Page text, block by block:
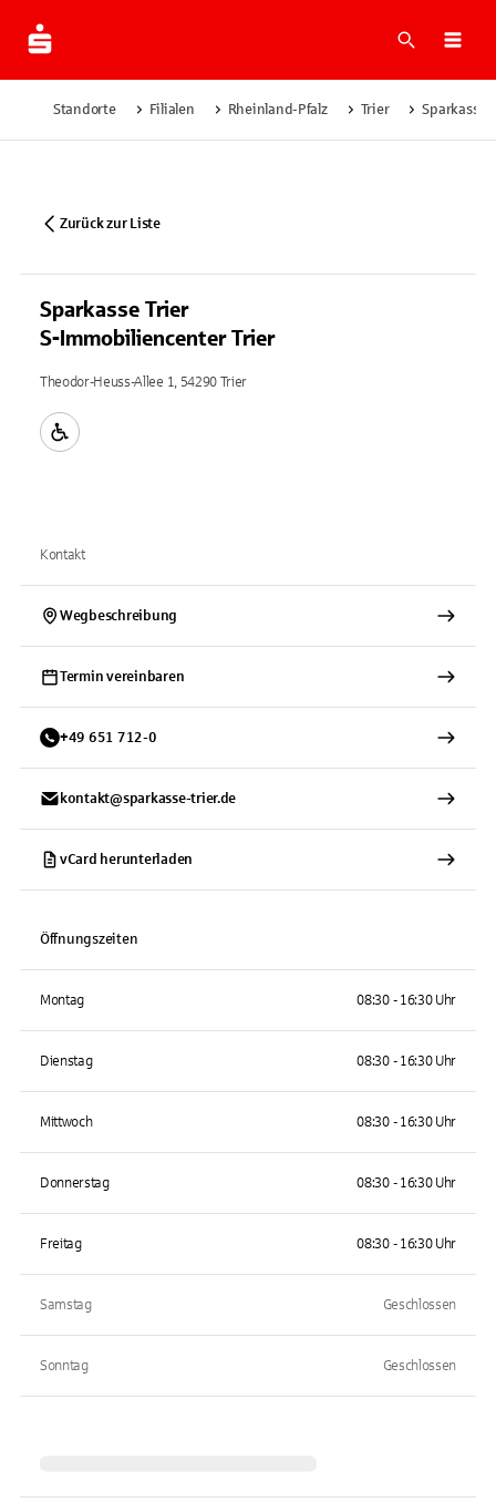
Suche
Standorte Filialen Rheinland-Pfalz Trier Sparkasse
Zurück zur Liste
Sparkasse Trier
S-Immobiliencenter Trier
Theodor-Heuss-Allee 1, 54290 Trier
Kontakt
Wegbeschreibung
Termin vereinbaren
+49 651 712-0
kontakt@sparkasse-trier.de
vCard herunterladen
Öffnungszeiten
Montag 08:30 - 16:30 Uhr
Dienstag 08:30 - 16:30 Uhr
Mittwoch 08:30 - 16:30 Uhr
Donnerstag 08:30 - 16:30 Uhr
Freitag 08:30 - 16:30 Uhr
Samstag Geschlossen
Sonntag Geschlossen